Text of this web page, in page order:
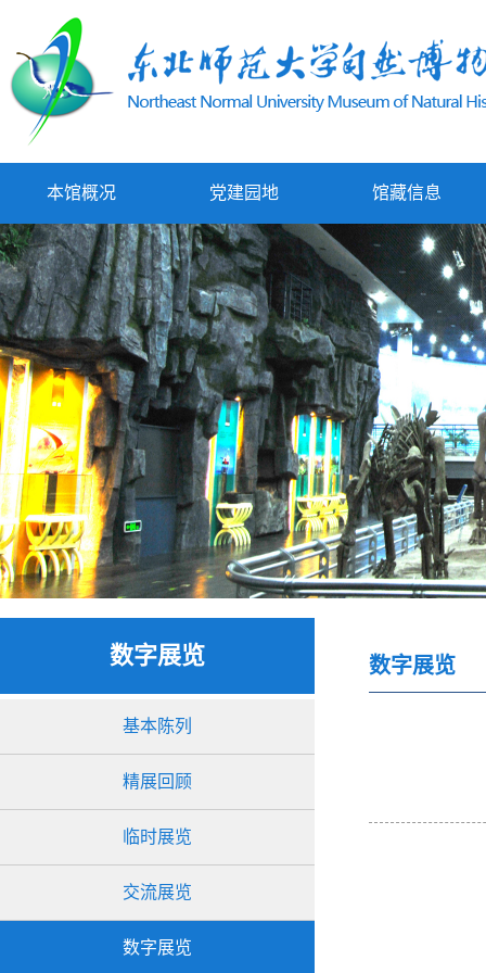
本馆概况 党建园地 馆藏信息
数字展览
基本陈列
精展回顾
临时展览
交流展览
数字展览
数字展览